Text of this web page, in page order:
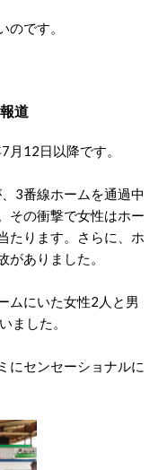
です。
道
12日以降です。
3番線ホームを通過中
その衝撃で女性はホー
たります。さらに、ホ
ありました。
ムにいた女性2人と男
ました。
にセンセーショナルに